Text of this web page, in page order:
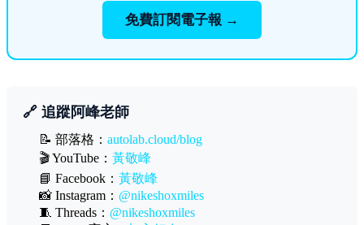
免費訂閱電子報 →
🔗 追蹤阿峰老師
📝 部落格： autolab.cloud/blog
🎬 YouTube： 黃敬峰
📘 Facebook： 黃敬峰
📸 Instagram： @nikeshoxmiles
🧵 Threads： @nikeshoxmiles